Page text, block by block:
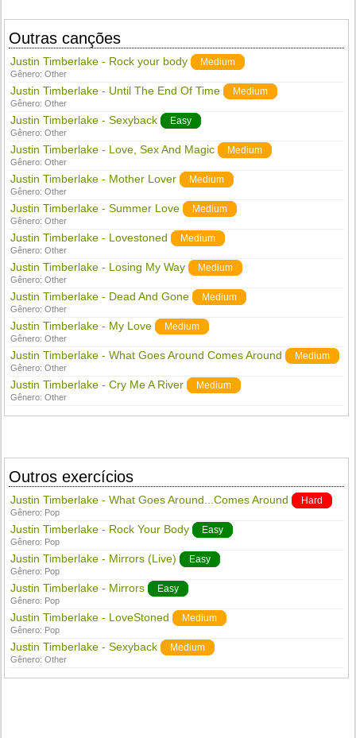
Outras canções
Justin Timberlake - Rock your body Medium
Gênero:Other
Justin Timberlake - Until The End Of Time Medium
Gênero:Other
Justin Timberlake - Sexyback Easy
Gênero:Other
Justin Timberlake - Love, Sex And Magic Medium
Gênero:Other
Justin Timberlake - Mother Lover Medium
Gênero:Other
Justin Timberlake - Summer Love Medium
Gênero:Other
Justin Timberlake - Lovestoned Medium
Gênero:Other
Justin Timberlake - Losing My Way Medium
Gênero:Other
Justin Timberlake - Dead And Gone Medium
Gênero:Other
Justin Timberlake - My Love Medium
Gênero:Other
Justin Timberlake - What Goes Around Comes Around Medium
Gênero:Other
Justin Timberlake - Cry Me A River Medium
Gênero:Other
Outros exercícios
Justin Timberlake - What Goes Around...Comes Around Hard
Gênero: Pop
Justin Timberlake - Rock Your Body Easy
Gênero: Pop
Justin Timberlake - Mirrors (Live) Easy
Gênero: Pop
Justin Timberlake - Mirrors Easy
Gênero: Pop
Justin Timberlake - LoveStoned Medium
Gênero: Pop
Justin Timberlake - Sexyback Medium
Gênero:Other